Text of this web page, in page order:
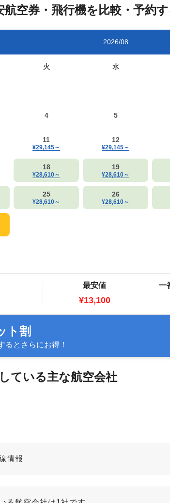
航空券・飛行機を比較・予約
2026/08
火 水
4 5
11
¥29,145～
12
¥29,145～
18
¥28,610～
19
¥28,610～
25
¥28,610～
26
¥28,610～
最安値
¥13,100
一
ト割
るとさらにお得！
ている主な航空会社
情報